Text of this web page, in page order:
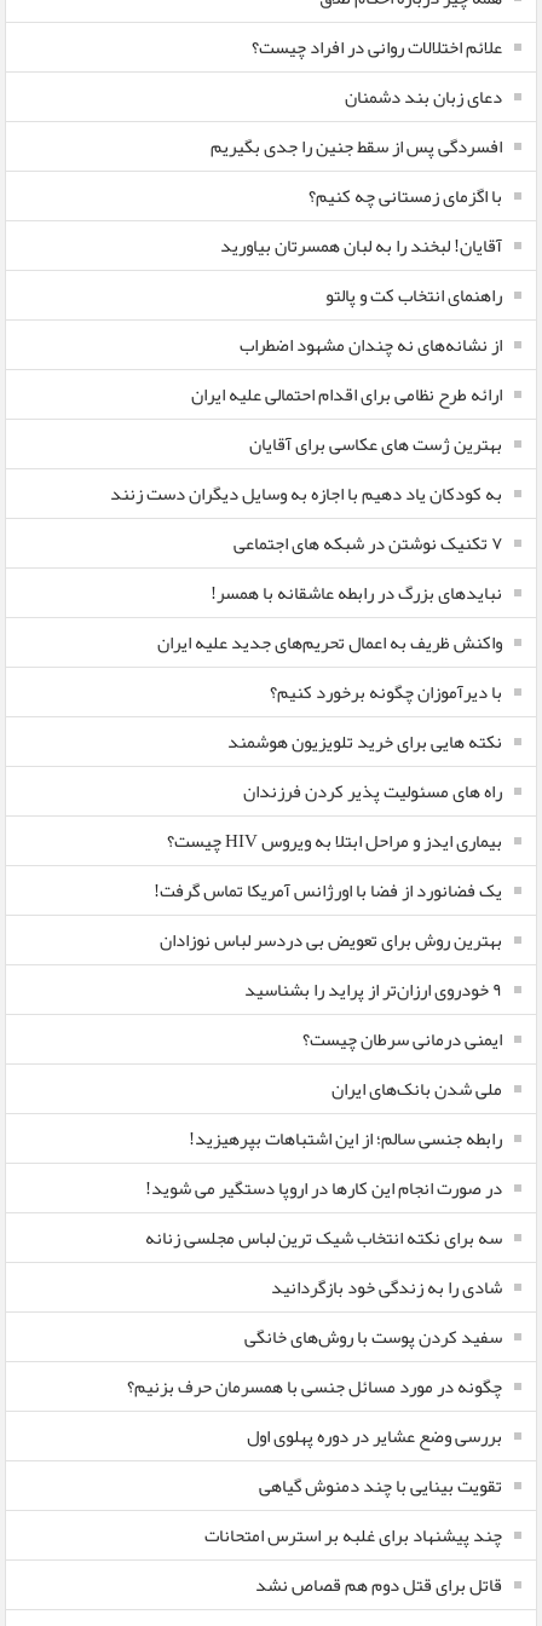
علائم اختلالات روانی در افراد چیست؟
دعای زبان بند دشمنان
افسردگی پس از سقط جنین را جدی بگیریم
با اگزمای زمستانی چه کنیم؟
آقایان! لبخند را به لبان همسرتان بیاورید
راهنمای انتخاب کت و پالتو
از نشانه‌های نه چندان مشهود اضطراب
ارائه طرح نظامی برای اقدام احتمالی علیه ایران
بهترین ژست های عکاسی برای آقایان
به کودکان یاد دهیم با اجازه به وسایل دیگران دست زنند
۷ تکنیک نوشتن در شبکه های اجتماعی
نبایدهای بزرگ در رابطه عاشقانه با همسر!
واکنش ظریف به اعمال تحریم‌های جدید علیه ایران
با دیرآموزان چگونه برخورد کنیم؟
نکته هایی برای خرید تلویزیون هوشمند
راه های مسئولیت پذیر کردن فرزندان
بیماری ایدز و مراحل ابتلا به ویروس HIV چیست؟
یک فضانورد از فضا با اورژانس آمریکا تماس گرفت!
بهترین روش برای تعویض بی دردسر لباس نوزادان
٩ خودروی ارزان‌تر از پراید را بشناسید
ایمنی درمانی سرطان چیست؟
ملی شدن بانک‌های ایران
رابطه جنسی سالم؛ از این اشتباهات بپرهیزید!
در صورت انجام این کارها در اروپا دستگیر می شوید!
سه برای نکته انتخاب شیک ترین لباس مجلسی زنانه
شادی را به زندگی خود بازگردانید
سفید کردن پوست با روش‌های خانگی
چگونه در مورد مسائل جنسی با همسرمان حرف بزنیم؟
بررسی وضع عشایر در دوره پهلوی اول
تقویت بینایی با چند دمنوش گیاهی
چند پیشنهاد برای غلبه بر استرس امتحانات
قاتل برای قتل دوم هم قصاص نشد